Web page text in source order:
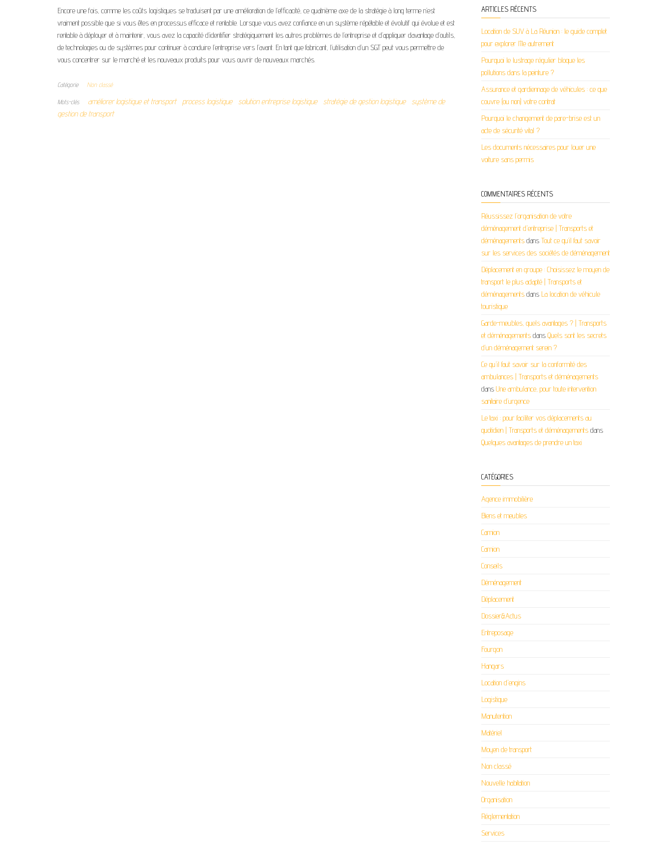
Encore une fois, comme les coûts logistiques se traduisent par une amélioration de l’efficacité, ce quatrième axe de la stratégie à long terme n’est
vraiment possible que si vous êtes en processus efficace et rentable. Lorsque vous avez confiance en un système répétable et évolutif qui évolue et est
rentable à déployer et à maintenir, vous avez la capacité d’identifier stratégiquement les autres problèmes de l’entreprise et d’appliquer davantage d’outils,
de technologies ou de systèmes pour continuer à conduire l’entreprise vers l’avant. En tant que fabricant, l’utilisation d’un SGT peut vous permettre de
vous concentrer sur le marché et les nouveaux produits pour vous ouvrir de nouveaux marchés.
Catégorie Non classé
Mots-clés améliorer logistique et transport process logistique solution entreprise logistique stratégie de gestion logistique
système de
gestion de transport
ARTICLES RÉCENTS
Location de SUV à La Réunion : le guide complet
pour explorer l’île autrement
Pourquoi le lustrage régulier bloque les
pollutions dans la peinture ?
Assurance et gardiennage de véhicules : ce que
couvre (ou non) votre contrat
Pourquoi le changement de pare-brise est un
acte de sécurité vital ?
Les documents nécessaires pour louer une
voiture sans permis
COMMENTAIRES RÉCENTS
Réussissez l'organisation de votre
déménagement d'entreprise | Transports et
déménagementsdans Tout ce qu’il faut savoir
sur les services des sociétés de déménagement
Déplacement en groupe : Choisissez le moyen de
transport le plus adapté | Transports et
déménagementsdans La location de véhicule
touristique
Garde-meubles, quels avantages ? | Transports
et déménagementsdans Quels sont les secrets
d’un déménagement serein ?
Ce qu'il faut savoir sur la conformité des
ambulances | Transports et déménagements
dans Une ambulance, pour toute intervention
sanitaire d’urgence
Le taxi : pour faciliter vos déplacements au
quotidien | Transports et déménagementsdans
Quelques avantages de prendre un taxi
CATÉGORIES
Agence immobilière
Biens et meubles
Camion
Camion
Conseils
Déménagement
Déplacement
Dossier&Actus
Entreposage
Fourgon
Hangars
Location d'engins
Logistique
Manutention
Matériel
Moyen de transport
Non classé
Nouvelle habitation
Organisation
Réglementation
Services